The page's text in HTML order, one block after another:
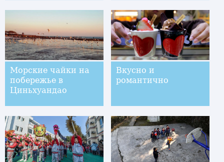
Морские чайки на
побережье в
Циньхуандао
Вкусно и
романтично